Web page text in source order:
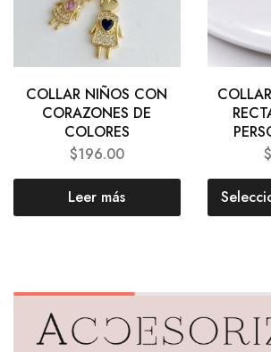
COLLAR NIÑOS CON
CORAZONES DE
COLORES
$196.00
Leer más
$